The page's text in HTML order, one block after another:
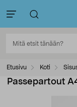
Etusivu Koti
Passepartout